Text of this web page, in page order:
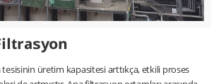
üretim kapasitesi arttıkça, etkili proses